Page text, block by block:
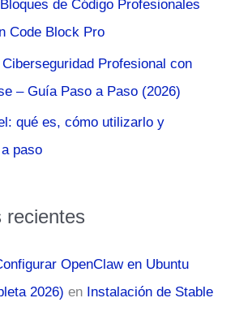
de Código Profesionales
Code Block Pro
Profesional con
– Guía Paso a Paso (2026)
qué es, cómo utilizarlo y
paso
recientes
OpenClaw en Ubuntu
2026) en Instalación de Stable